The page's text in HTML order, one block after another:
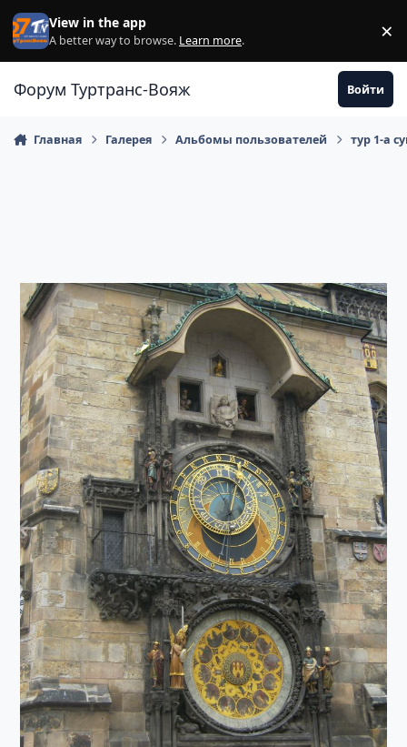
Перейти к содержанию
View in the app
A better way to browse. Learn more. ×
Форум Туртранс-Вояж Войти
Главная Галерея Альбомы пользователей тур 1-а